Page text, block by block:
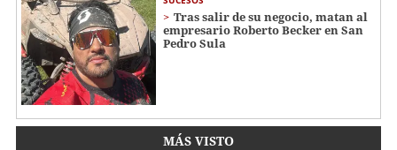
Tras salir de su negocio, matan al
empresario Roberto Becker en San
Pedro Sula
MÁS VISTO